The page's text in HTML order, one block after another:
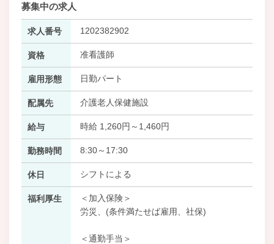
募集中の求人
求人番号 1202382902
資格 准看護師
雇用形態 日勤パート
配属先 介護老人保健施設
給与 時給 1,260円～1,460円
勤務時間 8:30～17:30
休日 シフトによる
福利厚生
＜加入保険＞
労災、(条件満たせば雇用、社保)
＜通勤手当＞